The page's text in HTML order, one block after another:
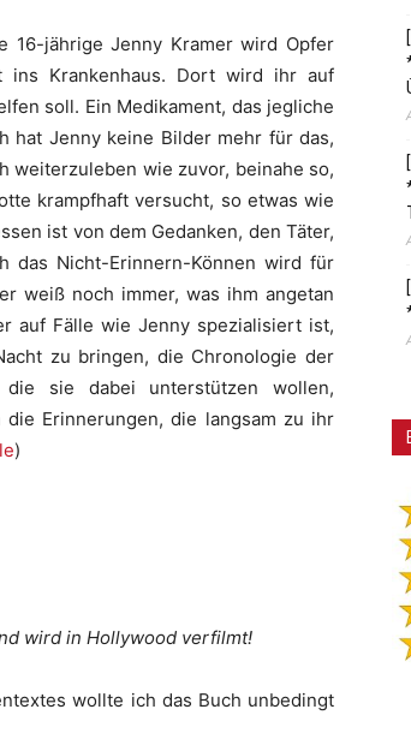
16-jährige Jenny Kramer wird Opfer
ins Krankenhaus. Dort wird ihr auf
soll. Ein Medikament, das jegliche
hat Jenny keine Bilder mehr für das,
weiterzuleben wie zuvor, beinahe so,
krampfhaft versucht, so etwas wie
ist von dem Gedanken, den Täter,
das Nicht-Erinnern-Können wird für
weiß noch immer, was ihm angetan
auf Fälle wie Jenny spezialisiert ist,
zu bringen, die Chronologie der
sie dabei unterstützen wollen,
Erinnerungen, die langsam zu ihr
)
wird in Hollywood verfilmt!
wollte ich das Buch unbedingt